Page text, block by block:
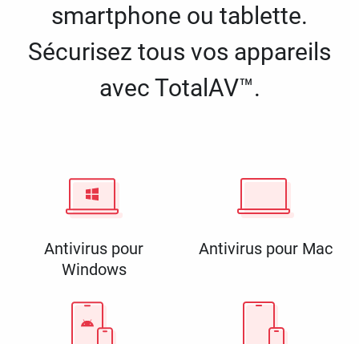
smartphone ou tablette.
Sécurisez tous vos appareils
avec TotalAV™.
Antivirus pour
Windows
Antivirus pour Mac